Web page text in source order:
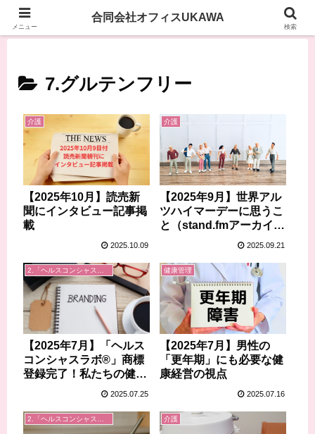
7.グルテンフリー
介護
【2025年10月】読売新
聞にインタビュー記事掲
載
2025.10.09
介護
【2025年9月】世界アル
ツハイマーデーに思うこ
と（stand.fmアーカイブ
2025.09.21
2.「ヘルスコンシャスラボ」事業
【2025年7月】「ヘルス
コンシャスラボ®」商標
登録完了！私たちの健康
2025.07.25
健康管理
【2025年7月】男性の
「更年期」にも必要な健
康経営の視点
2025.07.16
2.「ヘルスコンシャスラボ」事業 介護
メニュー
合同会社オフィスUKAWA
検索